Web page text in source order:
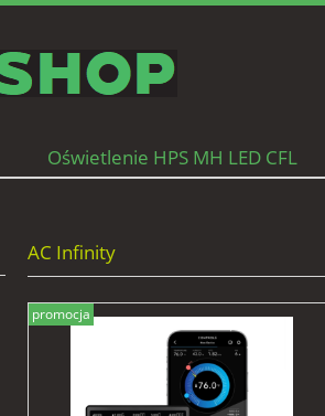
Oświetlenie HPS MH LED CFL
AC Infinity
promocja